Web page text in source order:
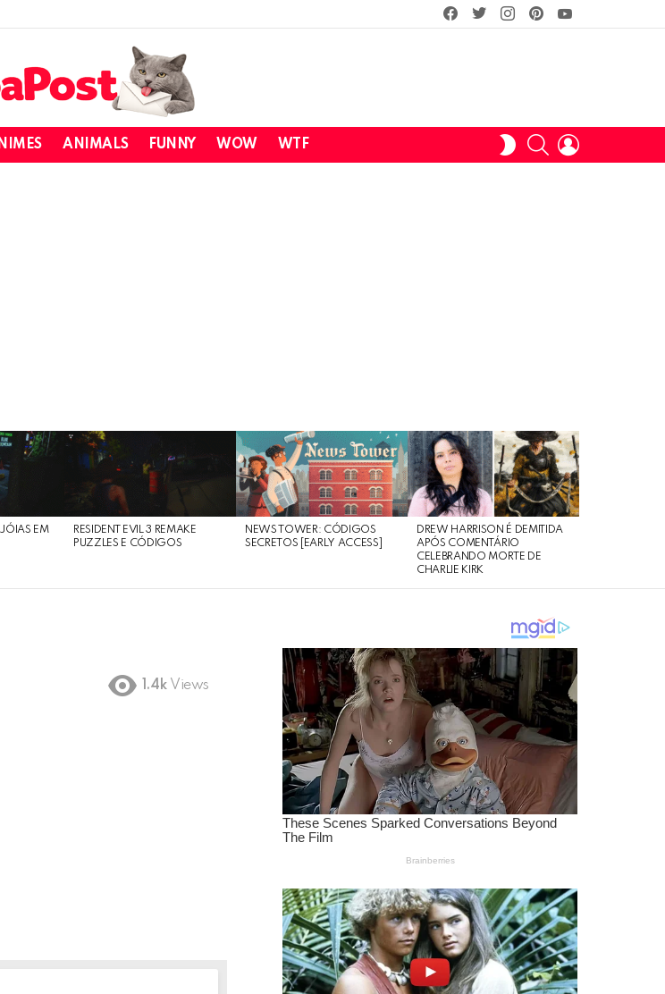
facebooktwitterinstagram
ANIMALS FUNNY WOW WTF
SWITCH
SKIN
SEARCH
EM
RESIDENT EVIL 3 REMAKE
PUZZLES E CÓDIGOS
NEWS TOWER: CÓDIGOS
SECRETOS [EARLY ACCESS]
DREW HARRISON É DEMITIDA
APÓS COMENTÁRIO
CELEBRANDO MORTE DE
CHARLIE KIRK
1.4k Views